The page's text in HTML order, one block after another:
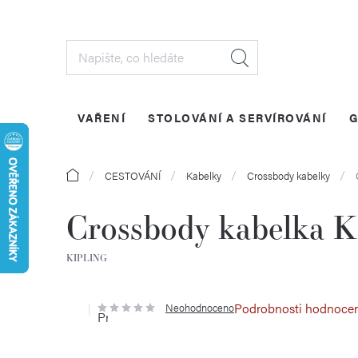
VAŘENÍ STOLOVÁNÍ A SERVÍROVÁNÍ
DomůCESTOVÁNÍ Kabelky Crossbody kabelky
Crossbody kabelka
KIPLING
Průměrné
hodnocení
NeohodnocenoPodrobnosti